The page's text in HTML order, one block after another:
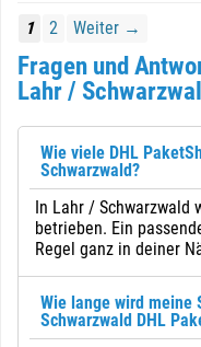
1 2 Weiter →
Fragen und
Lahr /
Wie viele DHL
Schwarzwald?
In Lahr / Schwarzwald
betrieben. Ein
Regel ganz in deiner
Wie lange wird meine
Schwarzwald DHL